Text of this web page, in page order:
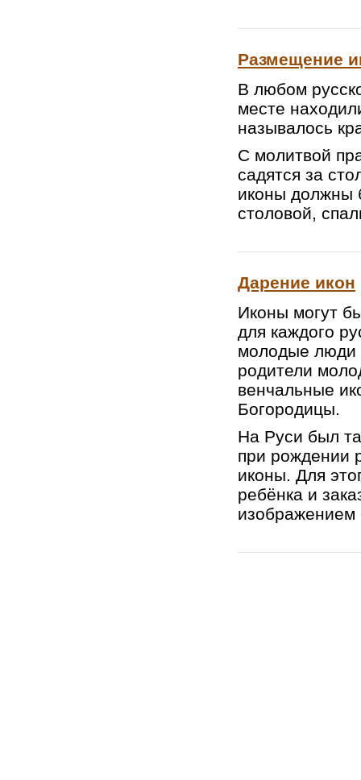
Размещение
В любом
месте
называлось
С молитвой
садятся за
иконы должны
столовой,
Дарение икон
Иконы могут
для каждого
молодые люди
родители
венчальные
Богородицы.
На Руси был
при рождении
иконы. Для
ребёнка и
изображением